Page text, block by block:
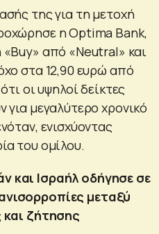
της για τη μετοχή
η Optima Bank,
από «Neutral» και
στα 12,90 ευρώ από
οι υψηλοί δείκτες
για μεγαλύτερο χρονικό
ενισχύοντας
του ομίλου.
και Ισραήλ οδήγησε σε
μεταξύ
ζήτησης